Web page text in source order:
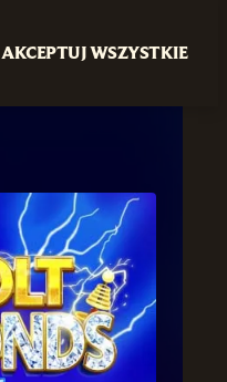
AKCEPTUJ WSZYSTKIE